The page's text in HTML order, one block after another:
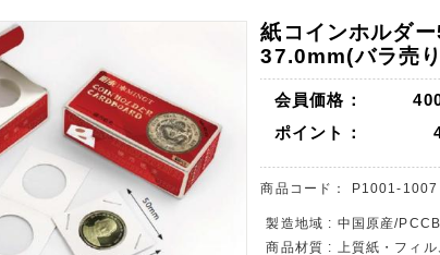
紙コインホルダ
37.0mm(バラ売
会員価格：
ポイント：
商品コード： P1001-1007
製造地域 : 中国原産/
商品材質 : 上質紙・フィル